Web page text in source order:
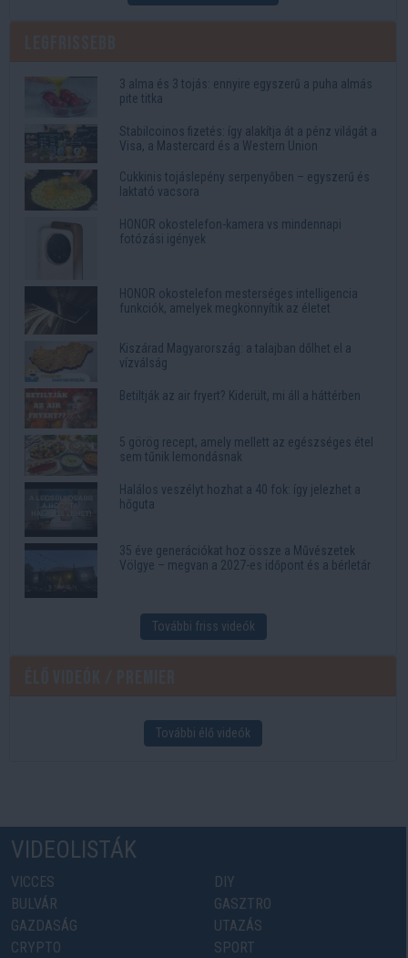
3 alma és 3 tojás: ennyire egyszerű a puha almás
pite titka
Stabilcoinos fizetés: így alakítja át a pénz világát a
Visa, a Mastercard és a Western Union
Cukkinis tojáslepény serpenyőben – egyszerű és
laktató vacsora
HONOR okostelefon-kamera vs mindennapi
fotózási igények
HONOR okostelefon mesterséges intelligencia
funkciók, amelyek megkönnyítik az életet
Kiszárad Magyarország: a talajban dőlhet el a
vízválság
Betiltják az air fryert? Kiderült, mi áll a háttérben
5 görög recept, amely mellett az egészséges étel
sem tűnik lemondásnak
Halálos veszélyt hozhat a 40 fok: így jelezhet a
hőguta
35 éve generációkat hoz össze a Művészetek
Völgye – megvan a 2027-es időpont és a bérletár
További friss videók
További élő videók
VIDEOLISTÁK
VICCES
BULVÁR
GAZDASÁG
CRYPTO
DIY
GASZTRO
UTAZÁS
SPORT